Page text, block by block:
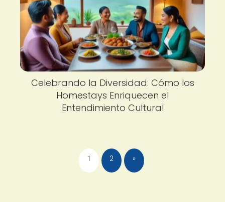
Celebrando la Diversidad: Cómo los
Homestays Enriquecen el
Entendimiento Cultural
1 2 »